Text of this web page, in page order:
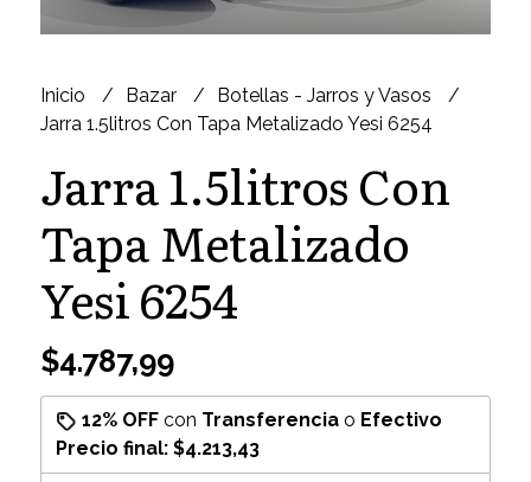
Inicio Bazar
Botellas - Jarros y Vasos
Jarra 1.5litros Con Tapa Metalizado Yesi 6254
Jarra 1.5litros Con
Tapa Metalizado
Yesi 6254
$4.787,99
12% OFFcon Transferenciao Efectivo
Precio final: $4.213,43